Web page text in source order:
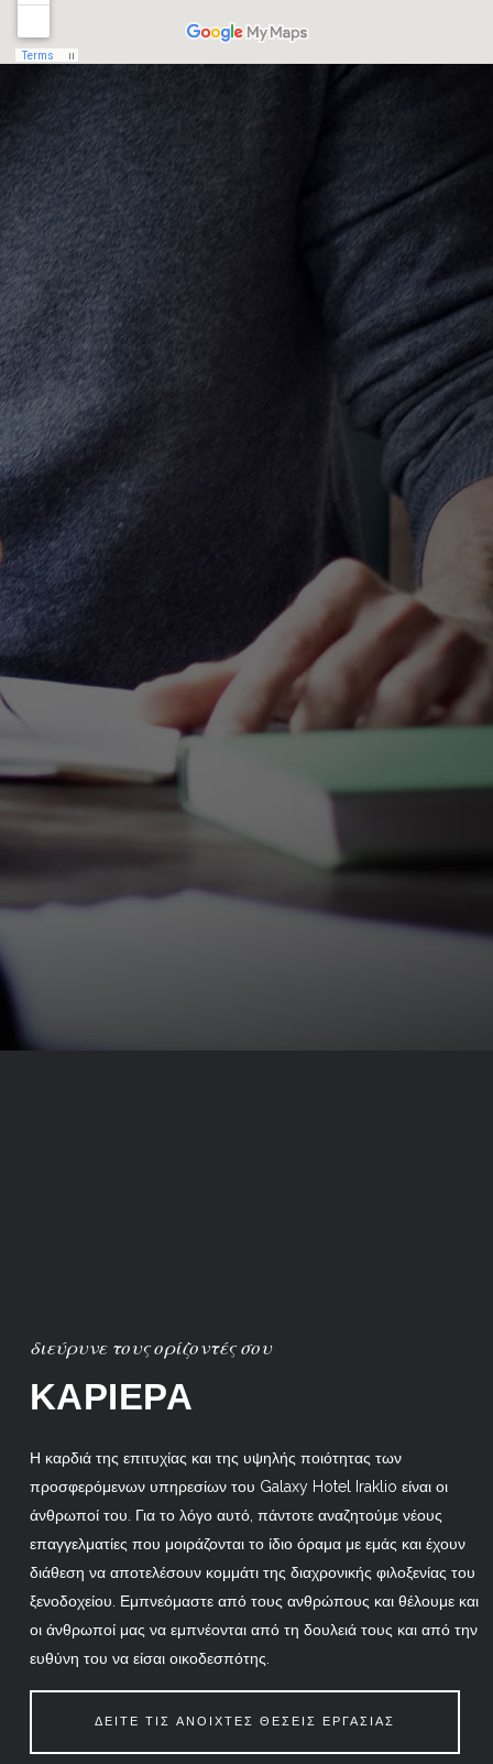
διεύρυνε τους ορίζοντές σου
ΚΑΡΙΕΡΑ
Η καρδιά της επιτυχίας και της υψηλής ποιότητας των
προσφερόμενων υπηρεσίων του Galaxy Hotel Iraklio είναι οι
άνθρωποί του. Για το λόγο αυτό, πάντοτε αναζητούμε νέους
επαγγελματίες που μοιράζονται το ίδιο όραμα με εμάς και έχουν
διάθεση να αποτελέσουν κομμάτι της διαχρονικής φιλοξενίας του
ξενοδοχείου. Εμπνεόμαστε από τους ανθρώπους και θέλουμε και
οι άνθρωποί μας να εμπνέονται από τη δουλειά τους και από την
ευθύνη του να είσαι οικοδεσπότης.
ΔΕΙΤΕ ΤΙΣ ΑΝΟΙΧΤΕΣ ΘΕΣΕΙΣ ΕΡΓΑΣΙΑΣ